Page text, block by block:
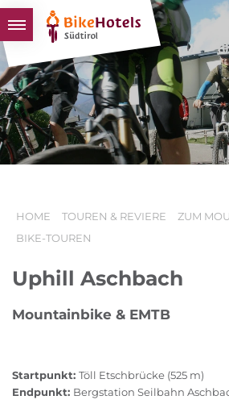
BIKEHOTELS
HOTELS & PAKETE
TOUREN & REVIERE
SÜDTIROL & WIR
HOME TOUREN & REVIERE
ZUM
BIKE-TOUREN
Uphill Aschbach
Mountainbike & EMTB
Startpunkt: Töll Etschbrücke (525 m)
Endpunkt: Bergstation Seilbahn